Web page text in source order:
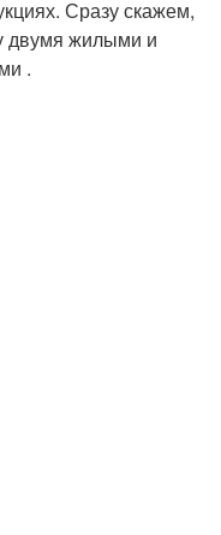
Сразу скажем,
двумя жилыми и
.